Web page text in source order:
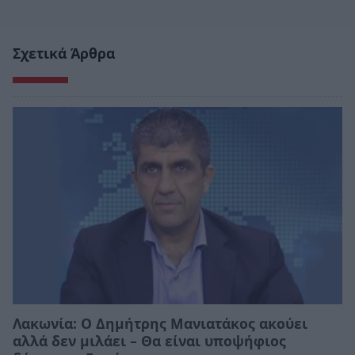
Σχετικά Άρθρα
Λακωνία: Ο Δημήτρης Μανιατάκος ακούει
αλλά δεν μιλάει – Θα είναι υποψήφιος